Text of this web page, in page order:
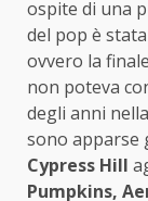
ospite di una
del pop è
ovvero la
non poteva
degli anni
sono apparse
Cypress Hill
Pumpkins,